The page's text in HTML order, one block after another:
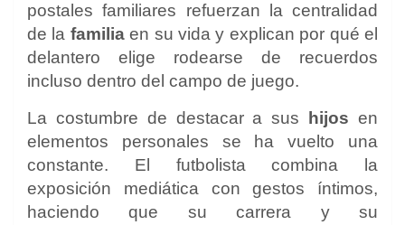
postales familiares refuerzan la centralidad
de la familiaen su vida y explican por qué el
delantero elige rodearse de recuerdos
incluso dentro del campo de juego.
La costumbre de destacar a sus
hijos en
elementos personales se ha vuelto una
constante. El futbolista combina la
exposición mediática con gestos íntimos,
haciendo que su carrera y su